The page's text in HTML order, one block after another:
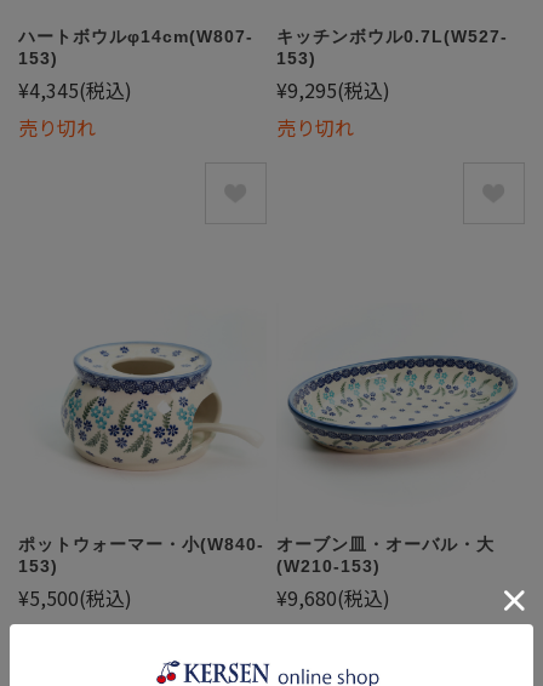
ハートボウルφ14cm(W807-
153)
¥4,345(税込)
売り切れ
キッチンボウル0.7L(W527-
153)
¥9,295(税込)
売り切れ
ポットウォーマー・小(W840-
153)
¥5,500(税込)
オーブン皿・オーバル・大
(W210-153)
¥9,680(税込)